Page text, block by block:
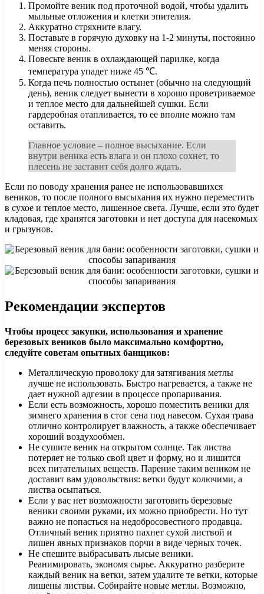
Промойте веник под проточной водой, чтобы удалить
мыльные отложения и клетки эпителия.
Аккуратно стряхните влагу.
Поставьте в горячую духовку на 1-2 минуты, постоянно
меняя стороны.
Повесьте веник в охлаждающей парилке, когда
температура упадет ниже 45 ℃.
Когда печь полностью остынет (обычно на следующий
день), веник следует вынести в хорошо проветриваемое
и теплое место для дальнейшей сушки. Если
гардеробная отапливается, то ее вполне можно там
оставить.
Главное условие – полное высыхание. Если
внутри веника есть влага и он плохо сохнет, то
плесень не заставит себя долго ждать.
Если по поводу хранения ранее не использовавшихся
веников, то после полного высыхания их нужно переместить
в сухое и теплое место, лишенное света. Лучше, если это будет
кладовая, где хранятся заготовки и нет доступа для насекомых
и грызунов.
Рекомендации экспертов
Чтобы процесс закупки, использования и хранение
березовых веников было максимально комфортно,
следуйте советам опытных банщиков:
Металлическую проволоку для затягивания метлы
лучше не использовать. Быстро нагревается, а также не
дает нужной адгезии в процессе пропаривания.
Если есть возможность, хорошо поместить веники для
зимнего хранения в стог сена под навесом. Сухая трава
отлично контролирует влажность, а также обеспечивает
хороший воздухообмен.
Не сушите веник на открытом солнце. Так листва
потеряет не только свой цвет и форму, но и лишится
всех питательных веществ. Парение таким веником не
доставит вам удовольствия: ветки будут колючими, а
листва осыпаться.
Если у вас нет возможности заготовить березовые
веники своими руками, их можно приобрести. Но тут
важно не попасться на недобросовестного продавца.
Отличный веник приятно пахнет сухой листвой и
лишен явных признаков порчи в виде черных точек.
Не спешите выбрасывать лысые веники.
Реанимировать, экономя сырье. Аккуратно разберите
каждый веник на ветки, затем удалите те ветки, которые
лишены листвы. Собирайте новые метлы. Возможно,